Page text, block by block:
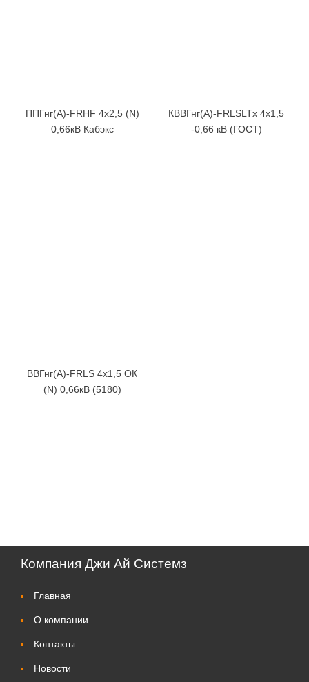
ППГнг(А)-FRHF 4х2,5 (N)
0,66кВ Кабэкс
КВВГнг(А)-FRLSLTx 4х1,5
-0,66 кВ (ГОСТ)
ВВГнг(А)-FRLS 4х1,5 ОК
(N) 0,66кВ (5180)
Компания Джи Ай Системз
Главная
О компании
Контакты
Новости